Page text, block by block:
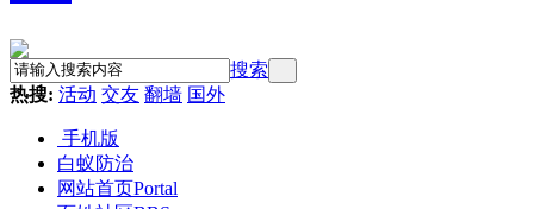
搜索
热搜: 活动 交友 翻墙 国外
手机版
白蚁防治
网站首页Portal